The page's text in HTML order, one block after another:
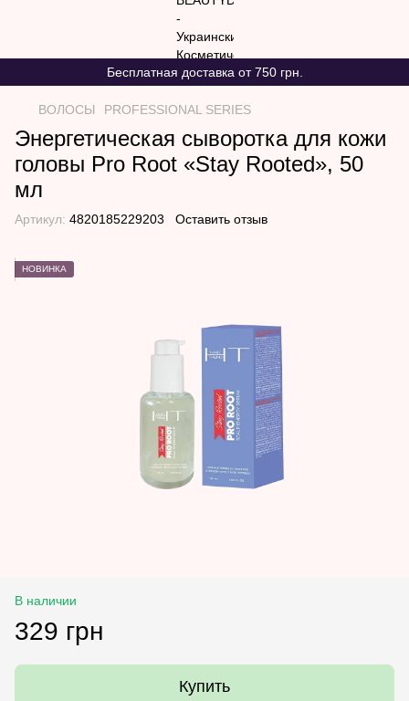
Бесплатная доставка от 750 грн.
ВОЛОСЫ PROFESSIONAL SERIES
Энергетическая сыворотка для кожи
головы Pro Root «Stay Rooted», 50
мл
Артикул: 4820185229203 Оставить отзыв
НОВИНКА
В наличии
329 грн
Купить